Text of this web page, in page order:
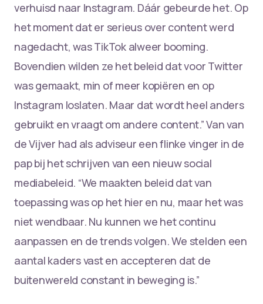
verhuisd naar Instagram. Dáár gebeurde het. Op
het moment dat er serieus over content werd
nagedacht, was TikTok alweer booming.
Bovendien wilden ze het beleid dat voor Twitter
was gemaakt, min of meer kopiëren en op
Instagram loslaten. Maar dat wordt heel anders
gebruikt en vraagt om andere content.” Van van
de Vijver had als adviseur een flinke vinger in de
pap bij het schrijven van een nieuw social
mediabeleid. “We maakten beleid dat van
toepassing was op het hier en nu, maar het was
niet wendbaar. Nu kunnen we het continu
aanpassen en de trends volgen. We stelden een
aantal kaders vast en accepteren dat de
buitenwereld constant in beweging is.”